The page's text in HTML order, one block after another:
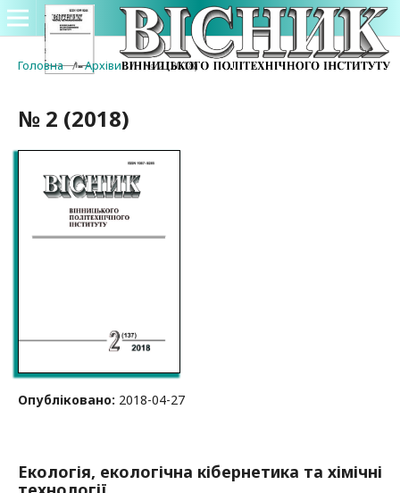
Головна / Архіви / № 2 (2018)
№ 2 (2018)
Опубліковано: 2018-04-27
Екологія, екологічна кібернетика та хімічні